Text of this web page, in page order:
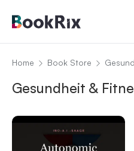
Home Book Store
Gesundheit &